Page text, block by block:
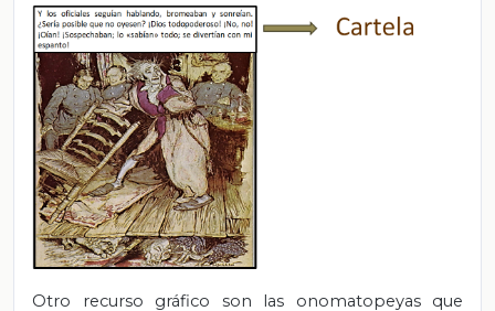
Otro recurso gráfico son las onomatopeyas que